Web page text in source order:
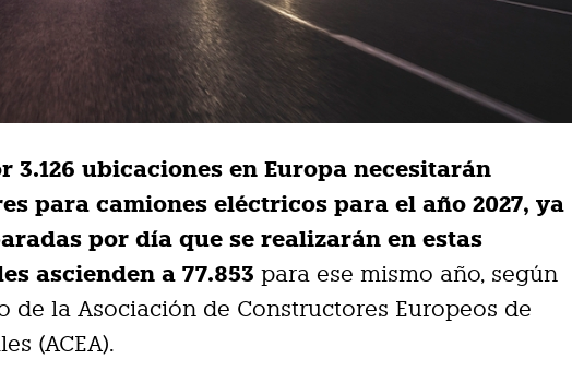
3.126 ubicaciones en Europa necesitarán
para camiones eléctricos para el año 2027, ya
por día que se realizarán en estas
ascienden a 77.853 para ese mismo año, según
de la Asociación de Constructores Europeos de
(ACEA).